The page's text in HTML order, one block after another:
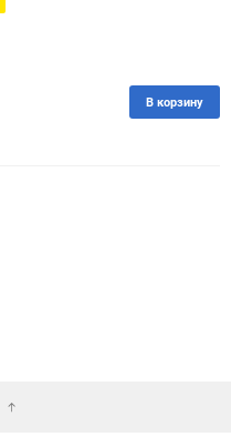
150
В корзину